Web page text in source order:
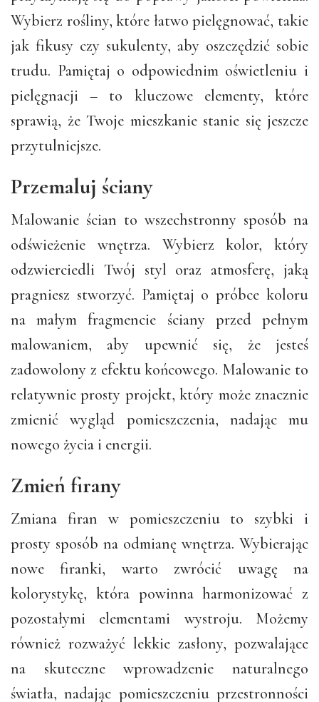
Wybierz rośliny, które łatwo pielęgnować, takie
jak fikusy czy sukulenty, aby oszczędzić sobie
trudu. Pamiętaj o odpowiednim oświetleniu i
pielęgnacji – to kluczowe elementy, które
sprawią, że Twoje mieszkanie stanie się jeszcze
przytulniejsze.
Przemaluj ściany
Malowanie ścian to wszechstronny sposób na
odświeżenie wnętrza. Wybierz kolor, który
odzwierciedli Twój styl oraz atmosferę, jaką
pragniesz stworzyć. Pamiętaj o próbce koloru
na małym fragmencie ściany przed pełnym
malowaniem, aby upewnić się, że jesteś
zadowolony z efektu końcowego. Malowanie to
relatywnie prosty projekt, który może znacznie
zmienić wygląd pomieszczenia, nadając mu
nowego życia i energii.
Zmień firany
Zmiana firan w pomieszczeniu to szybki i
prosty sposób na odmianę wnętrza. Wybierając
nowe firanki, warto zwrócić uwagę na
kolorystykę, która powinna harmonizować z
pozostałymi elementami wystroju. Możemy
również rozważyć lekkie zasłony, pozwalające
na skuteczne wprowadzenie naturalnego
światła, nadając pomieszczeniu przestronności